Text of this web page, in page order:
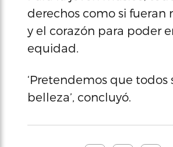
derechos como si fueran
y el corazón para poder
equidad.
‘Pretendemos que
belleza’, concluyó.